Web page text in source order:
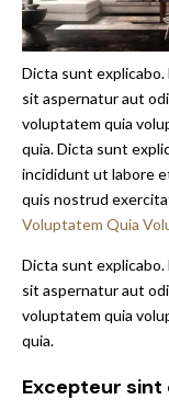
Dicta sunt explicabo.
sit aspernatur aut
voluptatem quia
quia. Dicta sunt
incididunt ut labore
quis nostrud
Voluptatem Quia
Dicta sunt explicabo.
sit aspernatur aut
voluptatem quia
quia.
Excepteur